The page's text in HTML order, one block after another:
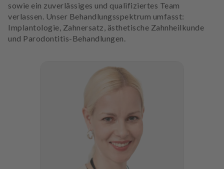
sowie ein zuverlässiges und qualifiziertes Team
verlassen. Unser Behandlungsspektrum umfasst:
Implantologie, Zahnersatz, ästhetische Zahnheilkunde
und Parodontitis-Behandlungen.